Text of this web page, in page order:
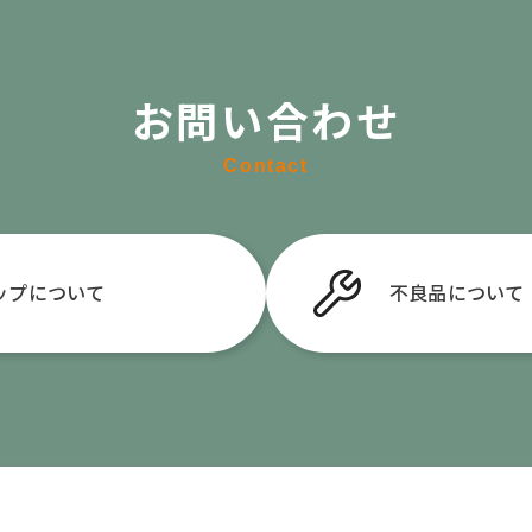
お問い合わせ
Contact
プについて 不良品 について